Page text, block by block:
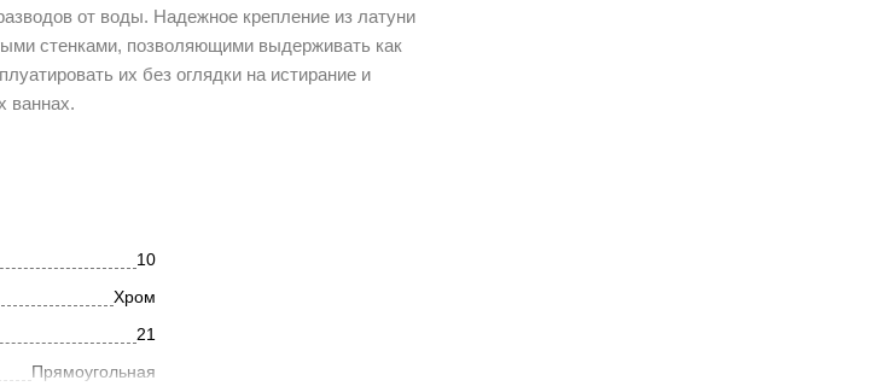
от воды. Надежное крепление из латуни
стенками, позволяющими выдерживать как
их без оглядки на истирание и
ваннах.
10
Хром
21
Прямоугольная